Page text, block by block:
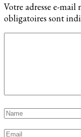
Votre adresse e-mail
obligatoires sont